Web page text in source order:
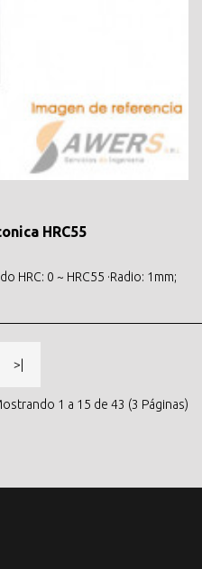
HRC55
HRC: 0 ~ HRC55 ·Radio: 1mm;
>|
1 a 15 de 43 (3 Páginas)